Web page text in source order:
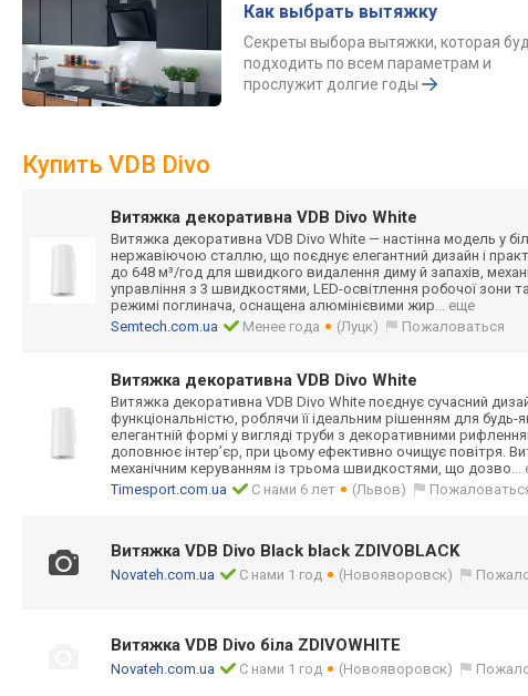
Как выбрать вытяжку
Секреты выбора вытяжки, которая
подходить по всем параметрам и
прослужит долгие годы
Купить VDB Divo
Витяжка декоративна VDB Divo White
Витяжка декоративна VDB Divo White — настінна модель у
нержавіючою сталлю, що поєднує елегантний дизайн і
до 648 м³/год для швидкого видалення диму й запахів,
управління з 3 швидкостями, LED-освітлення робочої зони
режимі поглинача, оснащена алюмінієвими жир... еще
Semtech.com.ua
Менее года (Луцк) Пожаловаться
Витяжка декоративна VDB Divo White
Витяжка декоративна VDB Divo White поєднує сучасний
функціональністю, роблячи її ідеальним рішенням для будь-
елегантній формі у вигляді труби з декоративними
доповнює інтер’єр, при цьому ефективно очищує повітря.
механічним керуванням із трьома швидкостями, що дозво...
Timesport.com.ua
С нами 6 лет (Львов)
Витяжка VDB Divo Black black ZDIVOBLACK
Novateh.com.ua С нами 1 год (Новояворовск)
Витяжка VDB Divo біла ZDIVOWHITE
Novateh.com.ua С нами 1 год (Новояворовск)